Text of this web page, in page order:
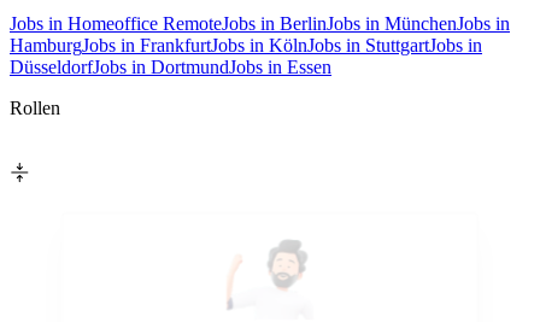
Jobs in Homeoffice RemoteJobs in BerlinJobs in MünchenJobs in
HamburgJobs in FrankfurtJobs in KölnJobs in StuttgartJobs in
DüsseldorfJobs in DortmundJobs in Essen
Rollen